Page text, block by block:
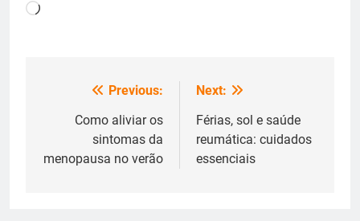
Carregando...
Navegação
Post
Previous:
Como aliviar os
sintomas da
menopausa no verão
Next:
Férias, sol e saúde
reumática: cuidados
essenciais